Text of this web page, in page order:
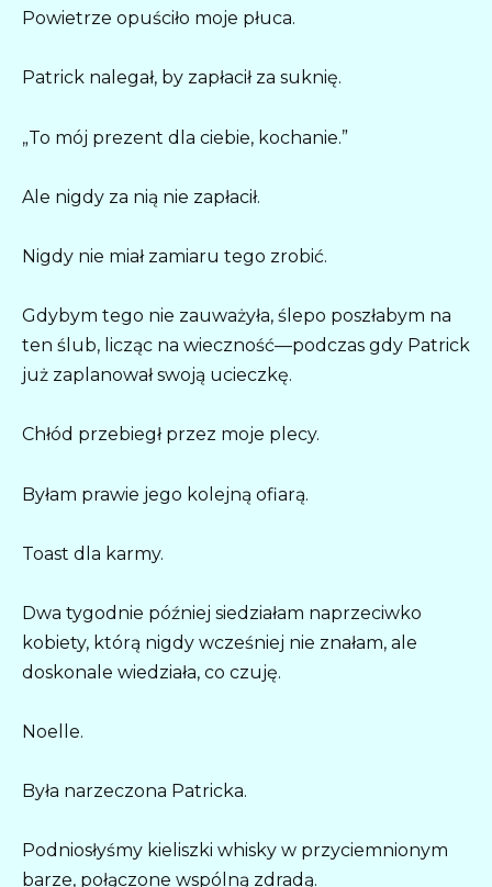
Powietrze opuściło moje płuca.
Patrick nalegał, by zapłacił za suknię.
„To mój prezent dla ciebie, kochanie.”
Ale nigdy za nią nie zapłacił.
Nigdy nie miał zamiaru tego zrobić.
Gdybym tego nie zauważyła, ślepo poszłabym na
ten ślub, licząc na wieczność—podczas gdy Patrick
już zaplanował swoją ucieczkę.
Chłód przebiegł przez moje plecy.
Byłam prawie jego kolejną ofiarą.
Toast dla karmy.
Dwa tygodnie później siedziałam naprzeciwko
kobiety, którą nigdy wcześniej nie znałam, ale
doskonale wiedziała, co czuję.
Noelle.
Była narzeczona Patricka.
Podniosłyśmy kieliszki whisky w przyciemnionym
barze, połączone wspólną zdradą.